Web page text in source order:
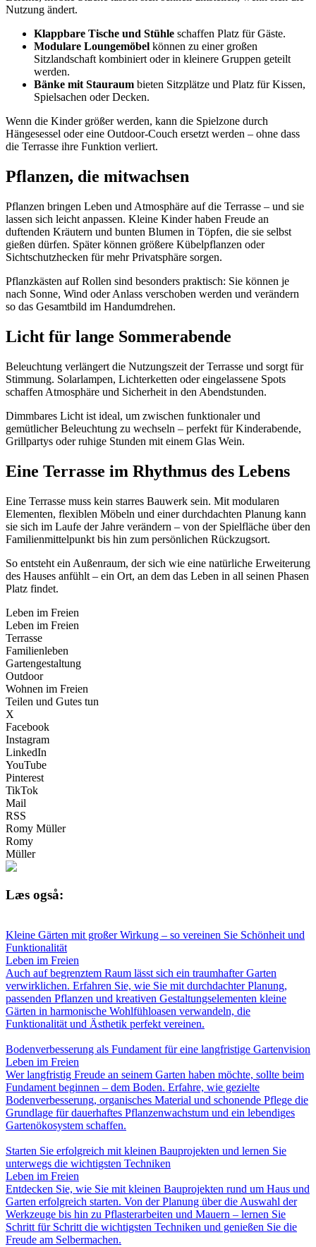
Nutzung ändert.
Klappbare Tische und Stühle schaffen Platz für Gäste.
Modulare Loungemöbel können zu einer großen
Sitzlandschaft kombiniert oder in kleinere Gruppen geteilt
werden.
Bänke mit Stauraum bieten Sitzplätze und Platz für Kissen,
Spielsachen oder Decken.
Wenn die Kinder größer werden, kann die Spielzone durch
Hängesessel oder eine Outdoor-Couch ersetzt werden – ohne dass
die Terrasse ihre Funktion verliert.
Pflanzen, die mitwachsen
Pflanzen bringen Leben und Atmosphäre auf die Terrasse – und sie
lassen sich leicht anpassen. Kleine Kinder haben Freude an
duftenden Kräutern und bunten Blumen in Töpfen, die sie selbst
gießen dürfen. Später können größere Kübelpflanzen oder
Sichtschutzhecken für mehr Privatsphäre sorgen.
Pflanzkästen auf Rollen sind besonders praktisch: Sie können je
nach Sonne, Wind oder Anlass verschoben werden und verändern
so das Gesamtbild im Handumdrehen.
Licht für lange Sommerabende
Beleuchtung verlängert die Nutzungszeit der Terrasse und sorgt für
Stimmung. Solarlampen, Lichterketten oder eingelassene Spots
schaffen Atmosphäre und Sicherheit in den Abendstunden.
Dimmbares Licht ist ideal, um zwischen funktionaler und
gemütlicher Beleuchtung zu wechseln – perfekt für Kinderabende,
Grillpartys oder ruhige Stunden mit einem Glas Wein.
Eine Terrasse im Rhythmus des Lebens
Eine Terrasse muss kein starres Bauwerk sein. Mit modularen
Elementen, flexiblen Möbeln und einer durchdachten Planung kann
sie sich im Laufe der Jahre verändern – von der Spielfläche über den
Familienmittelpunkt bis hin zum persönlichen Rückzugsort.
So entsteht ein Außenraum, der sich wie eine natürliche Erweiterung
des Hauses anfühlt – ein Ort, an dem das Leben in all seinen Phasen
Platz findet.
Leben im Freien
Leben im Freien
Terrasse
Familienleben
Gartengestaltung
Outdoor
Wohnen im Freien
Teilen und Gutes tun
X
Facebook
Instagram
LinkedIn
YouTube
Pinterest
TikTok
Mail
RSS
Romy Müller
Romy
Müller
Læs også:
Kleine Gärten mit großer Wirkung – so vereinen Sie Schönheit und
Funktionalität
Leben im Freien
Auch auf begrenztem Raum lässt sich ein traumhafter Garten
verwirklichen. Erfahren Sie, wie Sie mit durchdachter Planung,
passenden Pflanzen und kreativen Gestaltungselementen kleine
Gärten in harmonische Wohlfühloasen verwandeln, die
Funktionalität und Ästhetik perfekt vereinen.
Bodenverbesserung als Fundament für eine langfristige Gartenvision
Leben im Freien
Wer langfristig Freude an seinem Garten haben möchte, sollte beim
Fundament beginnen – dem Boden. Erfahre, wie gezielte
Bodenverbesserung, organisches Material und schonende Pflege die
Grundlage für dauerhaftes Pflanzenwachstum und ein lebendiges
Gartenökosystem schaffen.
Starten Sie erfolgreich mit kleinen Bauprojekten und lernen Sie
unterwegs die wichtigsten Techniken
Leben im Freien
Entdecken Sie, wie Sie mit kleinen Bauprojekten rund um Haus und
Garten erfolgreich starten. Von der Planung über die Auswahl der
Werkzeuge bis hin zu Pflasterarbeiten und Mauern – lernen Sie
Schritt für Schritt die wichtigsten Techniken und genießen Sie die
Freude am Selbermachen.